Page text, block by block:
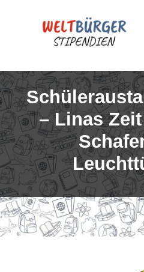
Stipendien
– Linas